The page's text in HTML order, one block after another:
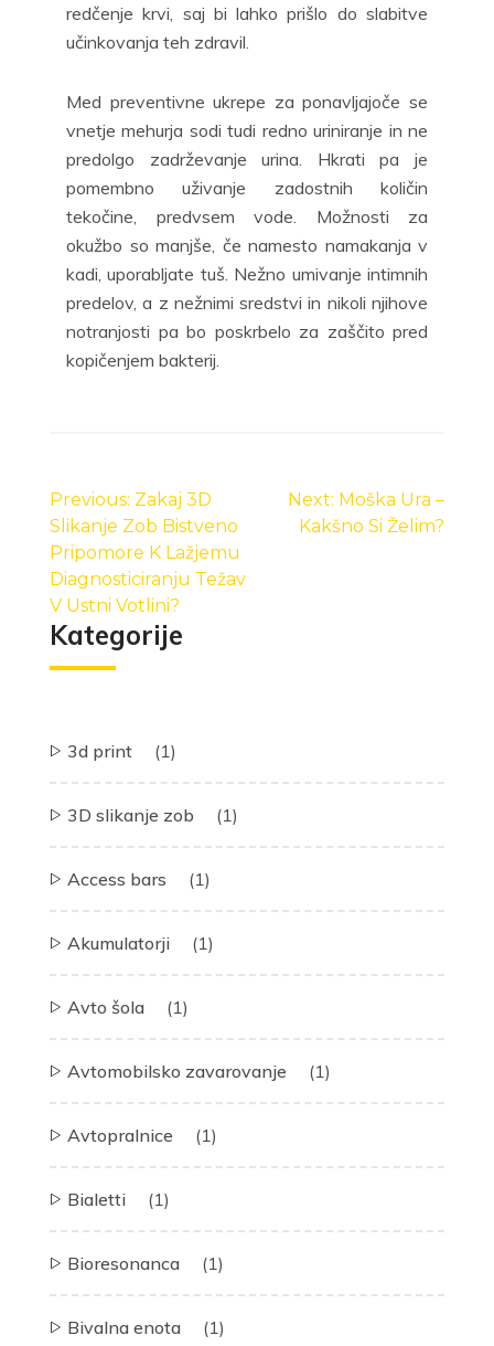
redčenje krvi, saj bi lahko prišlo do slabitve
učinkovanja teh zdravil.
Med preventivne ukrepe za ponavljajoče se
vnetje mehurja sodi tudi redno uriniranje in ne
predolgo zadrževanje urina. Hkrati pa je
pomembno uživanje zadostnih količin
tekočine, predvsem vode. Možnosti za
okužbo so manjše, če namesto namakanja v
kadi, uporabljate tuš. Nežno umivanje intimnih
predelov, a z nežnimi sredstvi in nikoli njihove
notranjosti pa bo poskrbelo za zaščito pred
kopičenjem bakterij.
prispevka
Previous: Zakaj 3D
Slikanje Zob Bistveno
Pripomore K Lažjemu
Diagnosticiranju Težav
V Ustni Votlini?
Next: Moška Ura –
Kakšno Si Želim?
Kategorije
3d print (1)
3D slikanje zob (1)
Access bars (1)
Akumulatorji (1)
Avto šola (1)
Avtomobilsko zavarovanje (1)
Avtopralnice (1)
Bialetti (1)
Bioresonanca (1)
Bivalna enota (1)